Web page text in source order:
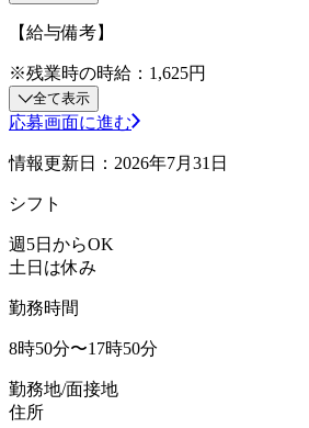
【給与備考】
※残業時の時給：1,625円
全て表示
応募画面に進む
情報更新日：2026年7月31日
シフト
週5日からOK
土日は休み
勤務時間
8時50分〜17時50分
勤務地/面接地
住所